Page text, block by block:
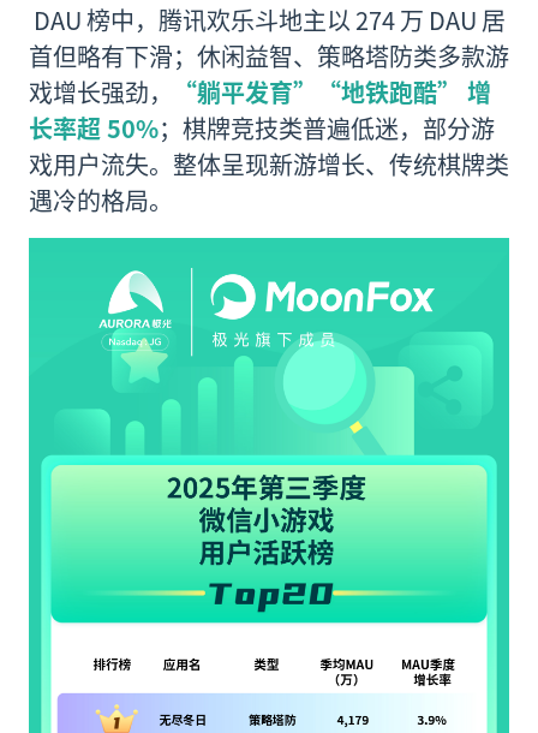
DAU 榜中，腾讯欢乐斗地主以 274 万 DAU 居
首但略有下滑；休闲益智、策略塔防类多款游
戏增长强劲，
“躺平发育”“地铁跑酷” 增
长率超 50%；棋牌竞技类普遍低迷，部分游
戏用户流失。整体呈现新游增长、传统棋牌类
遇冷的格局。